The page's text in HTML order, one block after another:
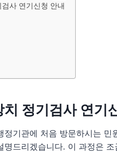
사 연기신청 안내
정기검사 연기
정기관에 처음 방문하시는
명드리겠습니다. 이 과정은